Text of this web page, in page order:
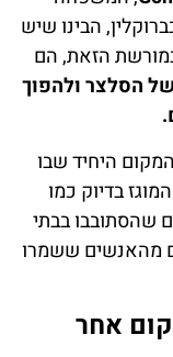
הבינו שיש
הזאת, הם
הסלצר ולהפוך
היחיד שבו
בדיוק כמו
שהסתובבו בבתי
מהאנשים ששמרו
אחר